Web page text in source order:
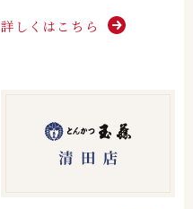
詳しくはこちら